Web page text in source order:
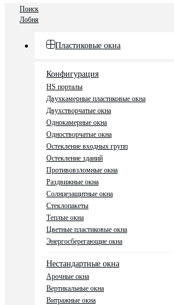
Поиск
Лобня
Пластиковые окна
Конфигурация
HS порталы
Двухкамерные пластиковые окна
Двухстворчатые окна
Однокамерные окна
Одностворчатые окна
Остекление входных групп
Остекление зданий
Противовзломные окна
Раздвижные окна
Солнцезащитные окна
Стеклопакеты
Теплые окна
Цветные пластиковые окна
Энергосберегающие окна
Нестандартные окна
Арочные окна
Вертикальные окна
Витражные окна